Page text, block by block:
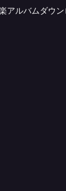
アルバムダウン